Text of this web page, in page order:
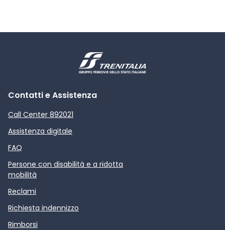
Contatti e Assistenza
Call Center 892021
Assistenza digitale
FAQ
Persone con disabilità e a ridotta
mobilità
Reclami
Richiesta indennizzo
Rimborsi